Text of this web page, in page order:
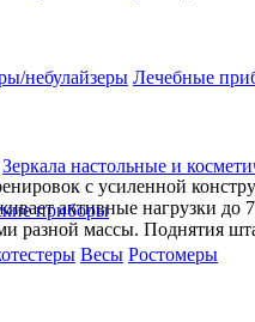
небулайзеры Лечебные
Зеркала настольные и
приборы
Весы Ростомеры
с усиленной
активные нагрузки до
разной массы. Поднятия